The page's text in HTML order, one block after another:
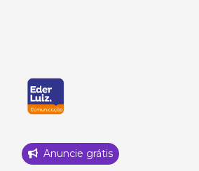
Anuncie grátis